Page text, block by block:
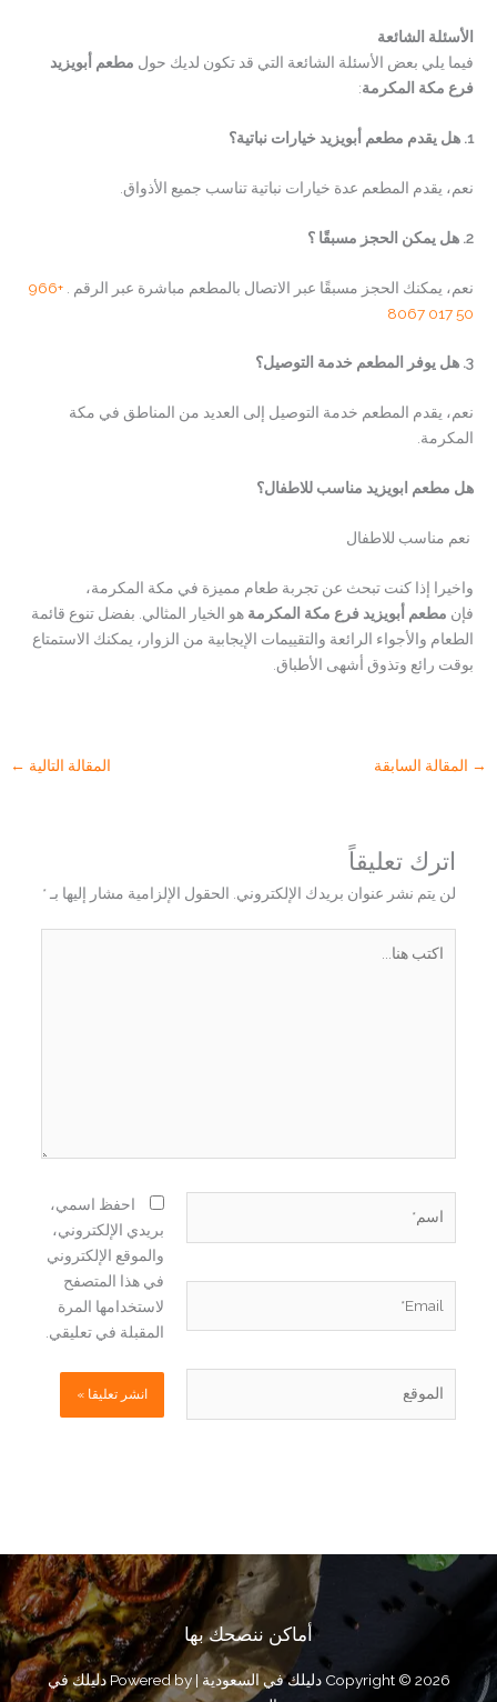
الأسئلة الشائعة
فيما يلي بعض الأسئلة الشائعة التي قد تكون لديك حول مطعم أبويزيد
فرع مكة المكرمة:
1. هل يقدم مطعم أبويزيد خيارات نباتية؟
نعم، يقدم المطعم عدة خيارات نباتية تناسب جميع الأذواق.
2. هل يمكن الحجز مسبقًا ؟
نعم، يمكنك الحجز مسبقًا عبر الاتصال بالمطعم مباشرة عبر الرقم . +966
50 017 8067
3. هل يوفر المطعم خدمة التوصيل؟
نعم، يقدم المطعم خدمة التوصيل إلى العديد من المناطق في مكة
المكرمة.
هل مطعم ابويزيد مناسب للاطفال؟
نعم مناسب للاطفال
واخيرا إذا كنت تبحث عن تجربة طعام مميزة في مكة المكرمة،
فإن مطعم أبويزيد فرع مكة المكرمة هو الخيار المثالي. بفضل تنوع قائمة
الطعام والأجواء الرائعة والتقييمات الإيجابية من الزوار، يمكنك الاستمتاع
بوقت رائع وتذوق أشهى الأطباق.
→ المقالة السابقة المقالة التالية ←
اترك تعليقاً
لن يتم نشر عنوان بريدك الإلكتروني. الحقول الإلزامية مشار إليها بـ *
احفظ اسمي،
بريدي الإلكتروني،
والموقع الإلكتروني
في هذا المتصفح
لاستخدامها المرة
المقبلة في تعليقي.
أماكن ننصحك بها
Copyright © 2026 دليلك في السعودية | Powered by دليلك في